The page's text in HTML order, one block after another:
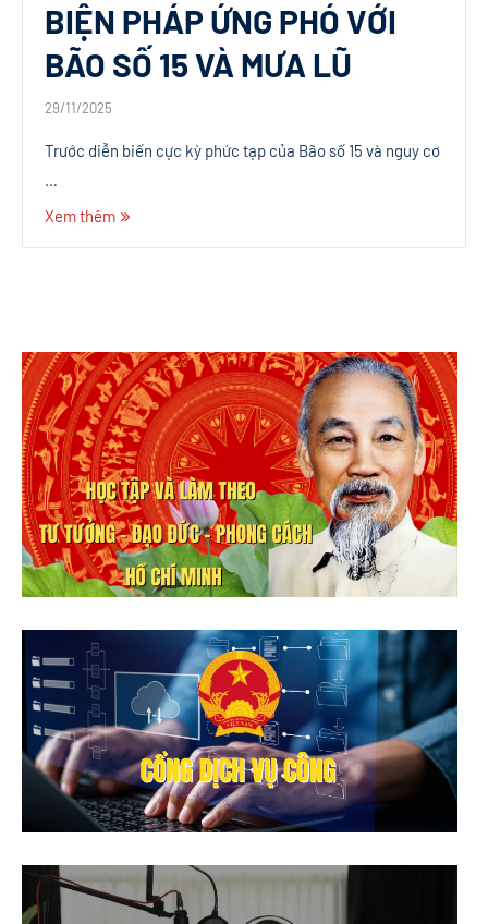
BIỆN PHÁP ỨNG PHÓ VỚI
BÃO SỐ 15 VÀ MƯA LŨ
29/11/2025
Trước diễn biến cực kỳ phức tạp của Bão số 15 và nguy cơ
…
Xem thêm